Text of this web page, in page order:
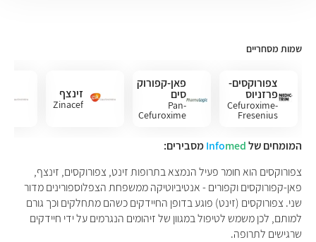
שמות מסחריים
צפורוקסים-
פרזניוס
Cefuroxime-
Fresenius
פאן-קפורוק
סים
Pan-
Cefuroxime
זינצף
Zinacef
המומחים של Infomed
מסבירים:
צפורוקסים הוא חומר פעיל הנמצא בתרופות זינט, צפורוקסים, זינצף,
פאן-קפורוקסים וקפורים - אנטיביוטיקה ממשפחת הצפלוספורינים מדור
שני. צפורוקסים (זינט) פוגע בדופן החיידקים כשהם מתחלקים וכך גורם
למותם, לכן משמש לטיפול במגוון של זיהומים הנגרמים על ידי חיידקים
שרגישים לתרופה.